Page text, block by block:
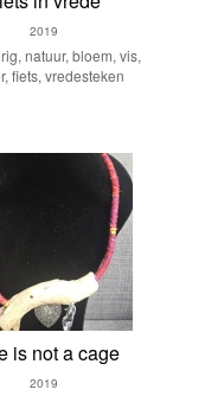
2019
natuur, bloem, vis,
fiets, vredesteken
is not a cage
2019